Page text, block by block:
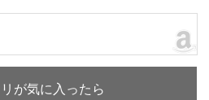
が気に入ったら